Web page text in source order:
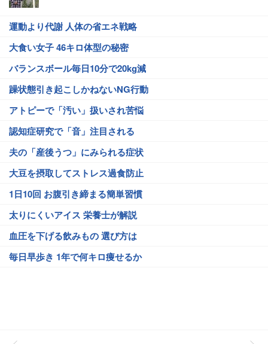
運動より代謝 人体の省エネ戦略
大食い女子 46キロ体型の秘密
バランスボール毎日10分で20kg減
躁状態引き起こしかねないNG行動
アトピーで「汚い」扱いされ苦悩
認知症研究で「音」注目される
夫の「産後うつ」にみられる症状
大豆を摂取してストレス過食防止
1日10回 お腹引き締まる簡単習慣
太りにくいアイス 栄養士が解説
血圧を下げる飲みもの 選び方は
毎日早歩き 1年で何キロ痩せるか